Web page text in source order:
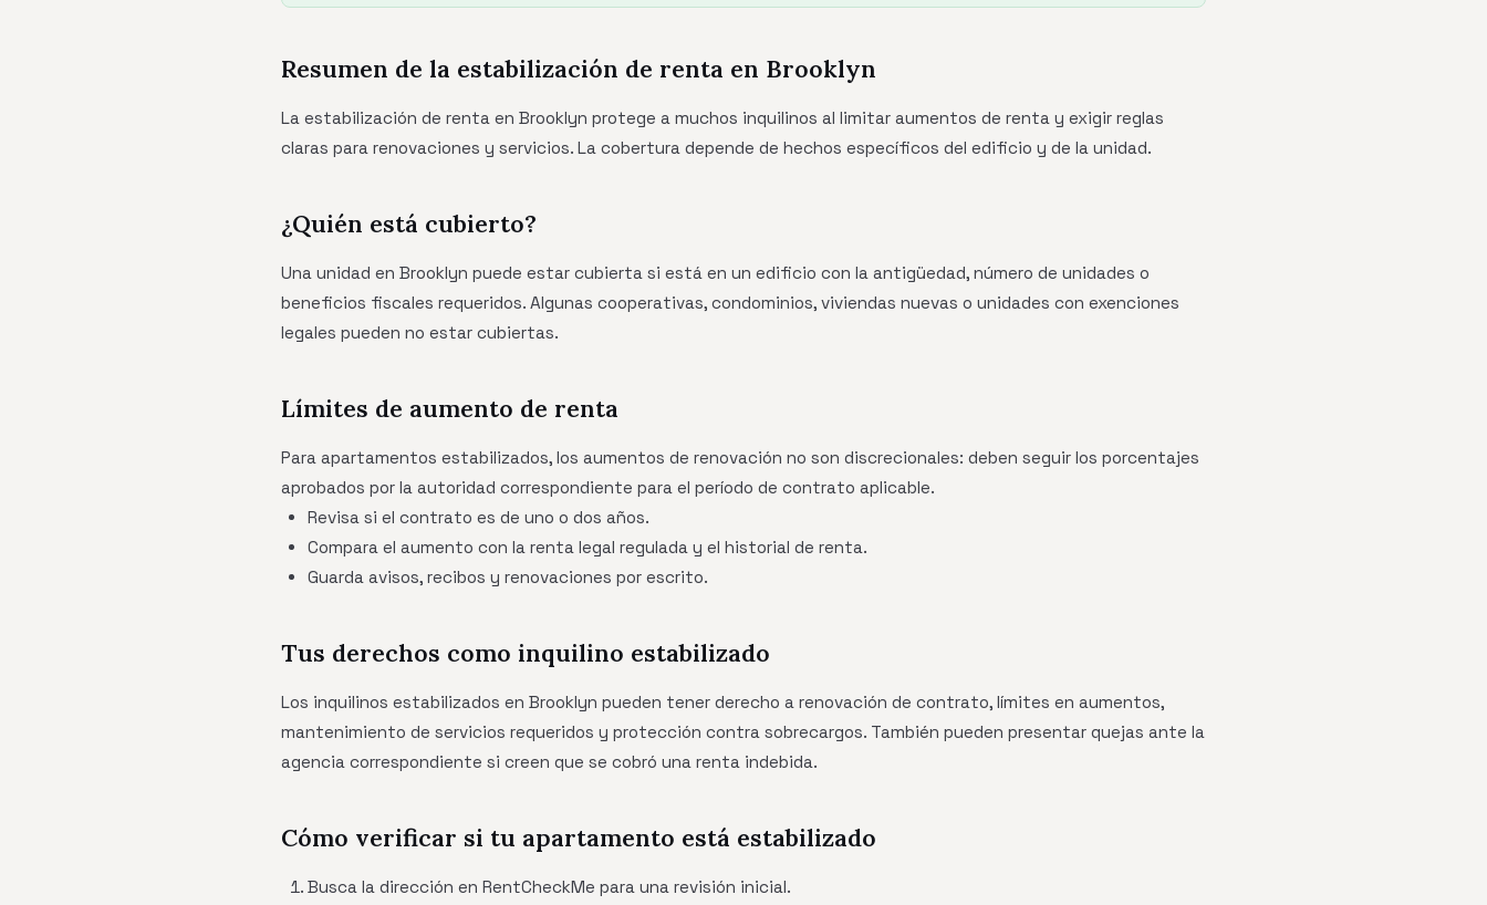
Resumen de la estabilización de renta en Brooklyn
La estabilización de renta en Brooklyn protege a muchos inquilinos al limitar aumentos de renta y exigir reglas
claras para renovaciones y servicios. La cobertura depende de hechos específicos del edificio y de la unidad.
¿Quién está cubierto?
Una unidad en Brooklyn puede estar cubierta si está en un edificio con la antigüedad, número de unidades o
beneficios fiscales requeridos. Algunas cooperativas, condominios, viviendas nuevas o unidades con exenciones
legales pueden no estar cubiertas.
Límites de aumento de renta
Para apartamentos estabilizados, los aumentos de renovación no son discrecionales: deben seguir los porcentajes
aprobados por la autoridad correspondiente para el período de contrato aplicable.
Revisa si el contrato es de uno o dos años.
Compara el aumento con la renta legal regulada y el historial de renta.
Guarda avisos, recibos y renovaciones por escrito.
Tus derechos como inquilino estabilizado
Los inquilinos estabilizados en Brooklyn pueden tener derecho a renovación de contrato, límites en aumentos,
mantenimiento de servicios requeridos y protección contra sobrecargos. También pueden presentar quejas ante la
agencia correspondiente si creen que se cobró una renta indebida.
Cómo verificar si tu apartamento está estabilizado
Busca la dirección en RentCheckMe para una revisión inicial.